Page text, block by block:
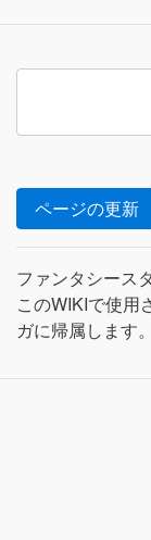
ファンタシース
このWIKIで使用
ガに帰属します